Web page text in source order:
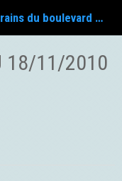
Association de défense des riverains du boulevard Fayol
18/11/2010